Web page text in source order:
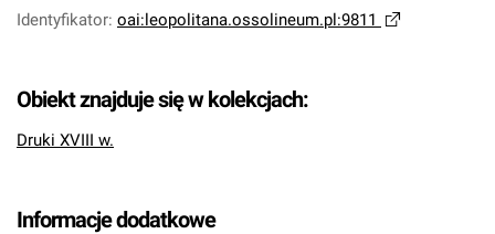
Identyfikator: oai:leopolitana.ossolineum.pl:9811
Obiekt znajduje się w kolekcjach:
Druki XVIII w.
Informacje dodatkowe